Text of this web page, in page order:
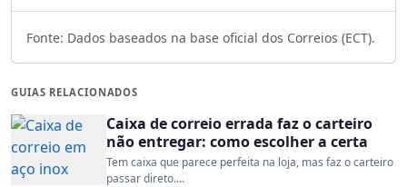
Fonte: Dados baseados na base oficial dos Correios (ECT).
GUIAS RELACIONADOS
Caixa de correio errada faz o carteiro
não entregar: como escolher a certa
Tem caixa que parece perfeita na loja, mas faz o carteiro
passar direto....